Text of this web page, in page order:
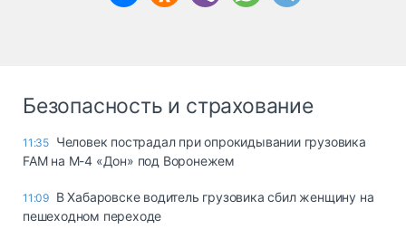
Безопасность и страхование
11:35 Человек пострадал при опрокидывании грузовика
FAM на М-4 «Дон» под Воронежем
11:09 В Хабаровске водитель грузовика сбил женщину на
пешеходном переходе